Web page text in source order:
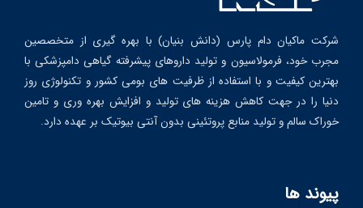
شرکت ماکیان دام پارس (دانش بنیان) با بهره گیری از متخصصین
مجرب خود، فرمولاسیون و تولید داروهای پیشرفته گیاهی دامپزشکی با
بهترین کیفیت و با استفاده از ظرفیت های بومی کشور و تکنولوژی روز
دنیا را در جهت کاهش هزینه های تولید و افزایش بهره وری و تامین
خوراک سالم و تولید منابع پروتئینی بدون آنتی بیوتیک بر عهده دارد.
پیوند ها